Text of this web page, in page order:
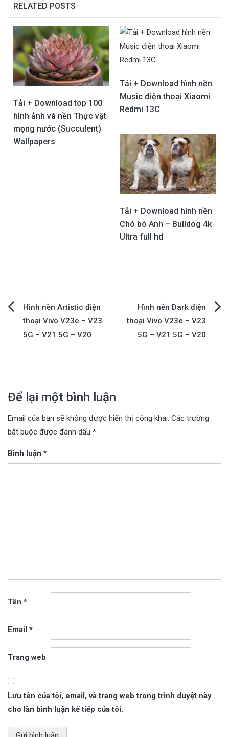
RELATED POSTS
Tải + Download top 100
hình ảnh và nền Thực vật
mọng nước (Succulent)
Wallpapers
Tải + Download hình nền
Music điện thoại Xiaomi
Redmi 13C
Tải + Download hình nền
Chó bò Anh – Bulldog 4k
Ultra full hd
Điều
hướng
Hình nền Artistic điện
thoại Vivo V23e – V23
5G – V21 5G – V20
Hình nền Dark điện
thoại Vivo V23e – V23
5G – V21 5G – V20
Để lại một bình luận
Email của bạn sẽ không được hiển thị công khai. Các trường
bắt buộc được đánh dấu *
Bình luận *
Tên *
Email *
Trang web
Lưu tên của tôi, email, và trang web trong trình duyệt này
cho lần bình luận kế tiếp của tôi.